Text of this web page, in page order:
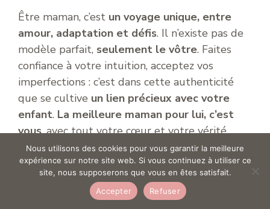
Être maman, c’est un voyage unique, entre
amour, adaptation et défis. Il n’existe pas de
modèle parfait, seulement le vôtre. Faites
confiance à votre intuition, acceptez vos
imperfections : c’est dans cette authenticité
que se cultive un lien précieux avec votre
enfant. La meilleure maman pour lui, c’est
vous, avec tout votre cœur et votre vérité.
Nous utilisons des cookies pour vous garantir la meilleure
expérience sur notre site web. Si vous continuez à utiliser ce
site, nous supposerons que vous en êtes satisfait.
Accepter
Refuser